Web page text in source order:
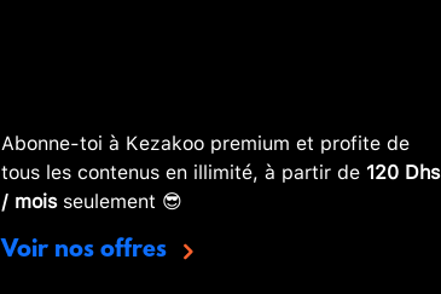
Abonne-toi à Kezakoo premium et profite de
tous les contenus en illimité, à partir de 120 Dhs
/ moisseulement 😎
Voir nos offres